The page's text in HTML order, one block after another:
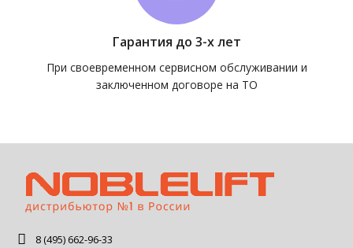
Гарантия до 3-х лет
При своевременном сервисном обслуживании и
заключенном договоре на ТО
8 (495) 662-96-33